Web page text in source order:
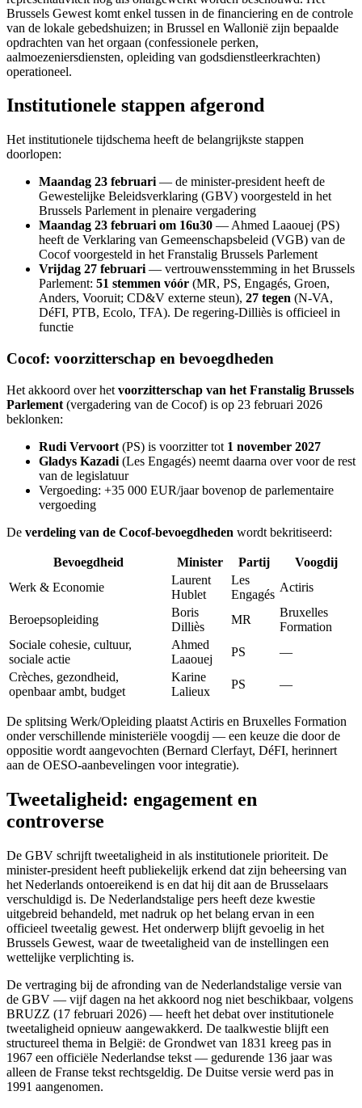
Brussels Gewest komt enkel tussen in de financiering en de controle
van de lokale gebedshuizen; in Brussel en Wallonië zijn bepaalde
opdrachten van het orgaan (confessionele perken,
aalmoezeniersdiensten, opleiding van godsdienstleerkrachten)
operationeel.
Institutionele stappen afgerond
Het institutionele tijdschema heeft de belangrijkste stappen
doorlopen:
Maandag 23 februari — de minister-president heeft de
Gewestelijke Beleidsverklaring (GBV) voorgesteld in het
Brussels Parlement in plenaire vergadering
Maandag 23 februari om 16u30 — Ahmed Laaouej (PS)
heeft de Verklaring van Gemeenschapsbeleid (VGB) van de
Cocof voorgesteld in het Franstalig Brussels Parlement
Vrijdag 27 februari — vertrouwensstemming in het Brussels
Parlement: 51 stemmen vóór (MR, PS, Engagés, Groen,
Anders, Vooruit; CD&V externe steun), 27 tegen (N-VA,
DéFI, PTB, Ecolo, TFA). De regering-Dilliès is officieel in
functie
Cocof: voorzitterschap en bevoegdheden
Het akkoord over het voorzitterschap van het Franstalig Brussels
Parlement (vergadering van de Cocof) is op 23 februari 2026
beklonken:
Rudi Vervoort (PS) is voorzitter tot 1 november 2027
Gladys Kazadi (Les Engagés) neemt daarna over voor de rest
van de legislatuur
Vergoeding: +35 000 EUR/jaar bovenop de parlementaire
vergoeding
De verdeling van de Cocof-bevoegdheden wordt bekritiseerd:
Bevoegdheid Minister Partij
Voogdij
Werk & Economie
Laurent
Hublet
Les
Engagés
Actiris
Beroepsopleiding
Boris
Dilliès
MR
Bruxelles
Formation
Sociale cohesie, cultuur,
sociale actie
Ahmed
Laaouej
PS
—
Crèches, gezondheid,
openbaar ambt, budget
Karine
Lalieux
PS —
De splitsing Werk/Opleiding plaatst Actiris en Bruxelles Formation
onder verschillende ministeriële voogdij — een keuze die door de
oppositie wordt aangevochten (Bernard Clerfayt, DéFI, herinnert
aan de OESO-aanbevelingen voor integratie).
Tweetaligheid: engagement en
controverse
De GBV schrijft tweetaligheid in als institutionele prioriteit. De
minister-president heeft publiekelijk erkend dat zijn beheersing van
het Nederlands ontoereikend is en dat hij dit aan de Brusselaars
verschuldigd is. De Nederlandstalige pers heeft deze kwestie
uitgebreid behandeld, met nadruk op het belang ervan in een
officieel tweetalig gewest. Het onderwerp blijft gevoelig in het
Brussels Gewest, waar de tweetaligheid van de instellingen een
wettelijke verplichting is.
De vertraging bij de afronding van de Nederlandstalige versie van
de GBV — vijf dagen na het akkoord nog niet beschikbaar, volgens
BRUZZ (17 februari 2026) — heeft het debat over institutionele
tweetaligheid opnieuw aangewakkerd. De taalkwestie blijft een
structureel thema in België: de Grondwet van 1831 kreeg pas in
1967 een officiële Nederlandse tekst — gedurende 136 jaar was
alleen de Franse tekst rechtsgeldig. De Duitse versie werd pas in
1991 aangenomen.